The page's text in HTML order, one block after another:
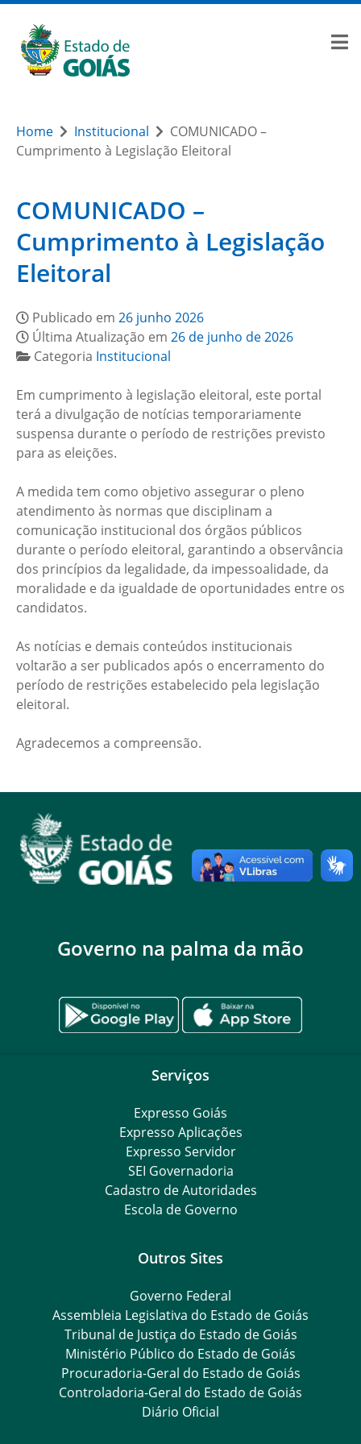
Home Institucional
COMUNICADO –
Cumprimento à Legislação Eleitoral
COMUNICADO –
Cumprimento à Legislação
Eleitoral
Publicado em 26 junho 2026
Última Atualização em 26 de junho de 2026
Categoria Institucional
Em cumprimento à legislação eleitoral, este portal
terá a divulgação de notícias temporariamente
suspensa durante o período de restrições previsto
para as eleições.
A medida tem como objetivo assegurar o pleno
atendimento às normas que disciplinam a
comunicação institucional dos órgãos públicos
durante o período eleitoral, garantindo a observância
dos princípios da legalidade, da impessoalidade, da
moralidade e da igualdade de oportunidades entre os
candidatos.
As notícias e demais conteúdos institucionais
voltarão a ser publicados após o encerramento do
período de restrições estabelecido pela legislação
eleitoral.
Agradecemos a compreensão.
Governo na palma da mão
Serviços
Expresso Goiás
Expresso Aplicações
Expresso Servidor
SEI Governadoria
Cadastro de Autoridades
Escola de Governo
Outros Sites
Governo Federal
Assembleia Legislativa do Estado de Goiás
Tribunal de Justiça do Estado de Goiás
Ministério Público do Estado de Goiás
Procuradoria-Geral do Estado de Goiás
Controladoria-Geral do Estado de Goiás
Diário Oficial